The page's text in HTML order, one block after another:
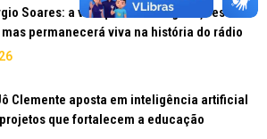
Soares: a voz que marcou gerações se
permanecerá viva na história do rádio
Clemente aposta em inteligência artificial
que fortalecem a educação